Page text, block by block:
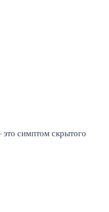
симптом скрытого